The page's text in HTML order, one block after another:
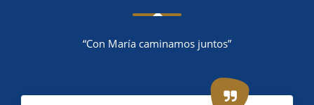
“Con María caminamos juntos”